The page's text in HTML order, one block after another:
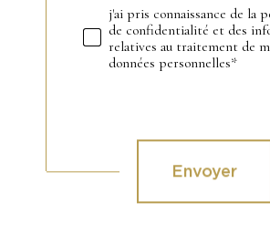
j'ai pris connaissance de la
de confidentialité et des
relatives au traitement de
données personnelles*
Envoyer